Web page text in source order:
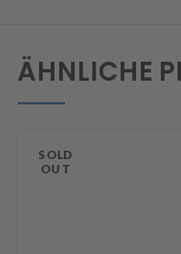
ÄHNLICHE
SOLD
OUT